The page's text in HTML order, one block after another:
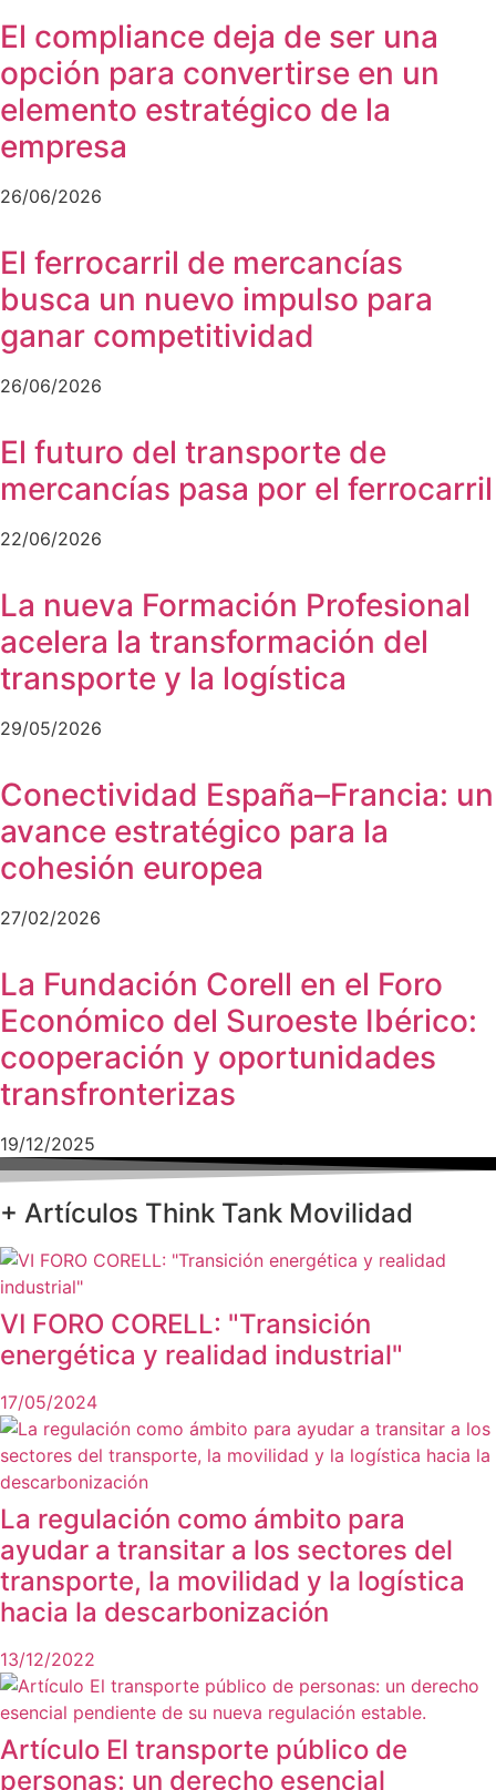
El compliance deja de ser una
opción para convertirse en un
elemento estratégico de la
empresa
26/06/2026
El ferrocarril de mercancías
busca un nuevo impulso para
ganar competitividad
26/06/2026
El futuro del transporte de
mercancías pasa por el ferrocarril
22/06/2026
La nueva Formación Profesional
acelera la transformación del
transporte y la logística
29/05/2026
Conectividad España–Francia: un
avance estratégico para la
cohesión europea
27/02/2026
La Fundación Corell en el Foro
Económico del Suroeste Ibérico:
cooperación y oportunidades
transfronterizas
19/12/2025
+ Artículos Think Tank Movilidad
VI FORO CORELL: "Transición
energética y realidad industrial"
17/05/2024
La regulación como ámbito para
ayudar a transitar a los sectores del
transporte, la movilidad y la logística
hacia la descarbonización
13/12/2022
Artículo El transporte público de
personas: un derecho esencial